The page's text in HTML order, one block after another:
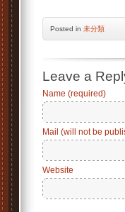
Posted in 未分類
Leave a
Name (required)
Mail (will not be
Website